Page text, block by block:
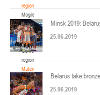
region
Mogilev
region
Gomel
region
Gomel
region
Materials
for
coaches
Финал 4-х – девушки 2010-2011
Минск, ул. Стадионная, 3
Minsk 2019:
25.06.2019
Belarus take
25.06.2019